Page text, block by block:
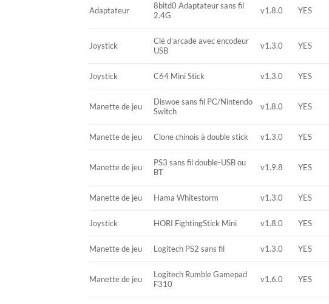
Adaptateur
8bitd0 Adaptateur sans fil
2.4G
v1.8.0 YES
Joystick
Clé d’arcade avec encodeur
USB
v1.3.0 YES
Joystick C64 Mini Stick v1.3.0 YES
Manette de jeu
Diswoe sans fil PC/Nintendo
Switch
v1.8.0 YES
Manette de jeu Clone chinois à double stick v1.3.0 YES
Manette de jeu
PS3 sans fil double-USB ou
BT
v1.9.8 YES
Manette de jeu Hama Whitestorm v1.3.0 YES
Joystick HORI FightingStick Mini v1.8.0 YES
Manette de jeu Logitech PS2 sans fil v1.3.0 YES
Manette de jeu
Logitech Rumble Gamepad
F310
v1.6.0 YES